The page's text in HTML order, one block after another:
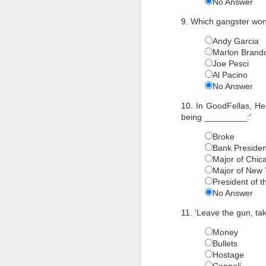
9. Which gangster
Andy Garcia
Marlon
Joe Pesci
Al Pacino
No Answer
10. In GoodFellas,
being _________:'
Broke
Bank
Major of
Major of New
President of
No Answer
11. 'Leave the gun,
Money
Bullets
Hostage
* 1
* 1